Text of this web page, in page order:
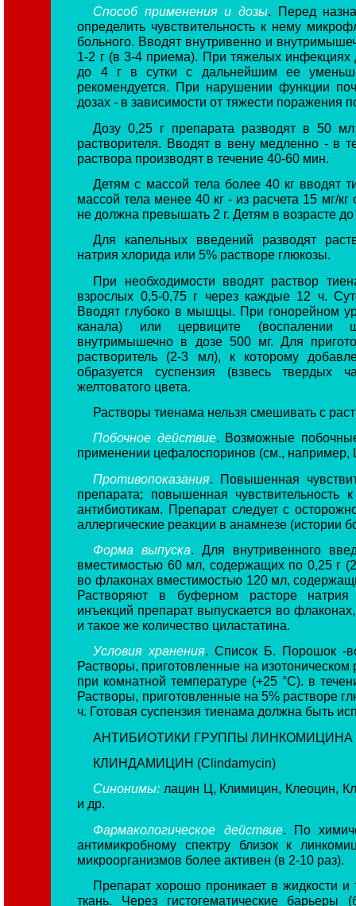
Способ применения и дозы. Перед
определить чувствительность к нему
больного. Вводят внутривенно и
1-2 г (в 3-4 приема). При тяжелых
до 4 г в сутки с дальнейшим ее
рекомендуется. При нарушении функции
дозах - в зависимости от тяжести поражения
Дозу 0,25 г препарата разводят в 50
растворителя. Вводят в вену медленно - в
раствора производят в течение 40-60 мин.
Детям с массой тела более 40 кг вводят
массой тела менее 40 кг - из расчета 15 мг/
не должна превышать 2 г. Детям в возрасте
Для капельных введений разводят
натрия хлорида или 5% растворе глюкозы.
При необходимости вводят раствор
взрослых 0,5-0,75 г через каждые 12 ч.
Вводят глубоко в мышцы. При гонорейном
канала) или цервиците (воспалении
внутримышечно в дозе 500 мг. Для
растворитель (2-3 мл), к которому
образуется суспензия (взвесь твердых
желтоватого цвета.
Растворы тиенама нельзя смешивать с
Побочное действие. Возможные
применении цефалоспоринов (см., например,
Противопоказания . Повышенная
препарата; повышенная
антибиотикам. Препарат следует с
аллергические реакции в анамнезе (истории
Форма выпуска. Для внутривенного
вместимостью 60 мл, содержащих по 0,25 г
во флаконах вместимостью 120 мл,
Растворяют в буферном расторе натрия
инъекций препарат выпускается во
и такое же количество циластатина.
Условия хранения. Список Б. Порошок -
Растворы, приготовленные на изотоническом
при комнатной температуре (+25 °С). в
Растворы, приготовленные на 5% растворе
ч. Готовая суспензия тиенама должна быть
АНТИБИОТИКИ ГРУППЫ ЛИНКОМИЦИНА
КЛИНДАМИЦИН (Clindamycin)
Синонимы: лацин Ц, Климицин, Клеоцин,
и др.
Фармакологическое действие. По
антимикробному спектру близок к
микроорганизмов более активен (в 2-10 раз).
Препарат хорошо проникает в жидкости
ткань. Через гистогематические